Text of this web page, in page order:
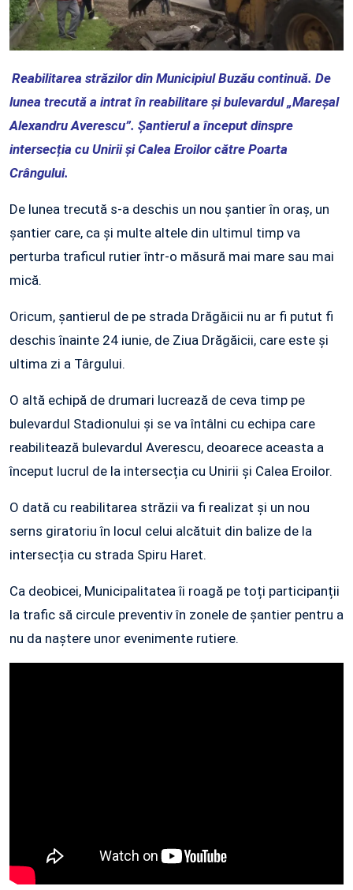
Reabilitarea străzilor din Municipiul Buzău continuă. De
lunea trecută a intrat în reabilitare și bulevardul „Mareșal
Alexandru Averescu”. Șantierul a început dinspre
intersecția cu Unirii și Calea Eroilor către Poarta
Crângului.
De lunea trecută s-a deschis un nou șantier în oraș, un
șantier care, ca și multe altele din ultimul timp va
perturba traficul rutier într-o măsură mai mare sau mai
mică.
Oricum, șantierul de pe strada Drăgăicii nu ar fi putut fi
deschis înainte 24 iunie, de Ziua Drăgăicii, care este și
ultima zi a Târgului.
O altă echipă de drumari lucrează de ceva timp pe
bulevardul Stadionului și se va întâlni cu echipa care
reabilitează bulevardul Averescu, deoarece aceasta a
început lucrul de la intersecția cu Unirii și Calea Eroilor.
O dată cu reabilitarea străzii va fi realizat și un nou
serns giratoriu în locul celui alcătuit din balize de la
intersecția cu strada Spiru Haret.
Ca deobicei, Municipalitatea îi roagă pe toți participanții
la trafic să circule preventiv în zonele de șantier pentru a
nu da naștere unor evenimente rutiere.